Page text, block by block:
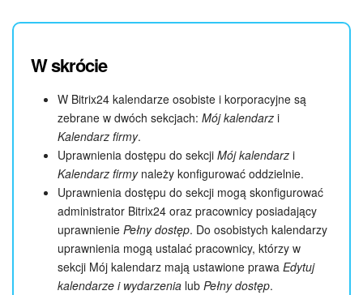
W skrócie
W Bitrix24 kalendarze osobiste i korporacyjne są
zebrane w dwóch sekcjach: Mój kalendarz i
Kalendarz firmy.
Uprawnienia dostępu do sekcji Mój kalendarz i
Kalendarz firmynależy konfigurować oddzielnie.
Uprawnienia dostępu do sekcji mogą skonfigurować
administrator Bitrix24 oraz pracownicy posiadający
uprawnienie Pełny dostęp. Do osobistych kalendarzy
uprawnienia mogą ustalać pracownicy, którzy w
sekcji Mój kalendarz mają ustawione prawa Edytuj
kalendarze i wydarzenia lub Pełny dostęp.